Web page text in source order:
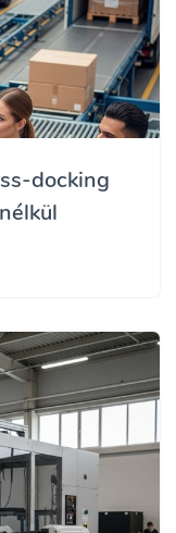
docking